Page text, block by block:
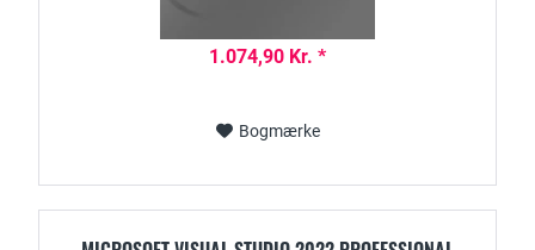
1.074,90 Kr. *
Bogmærke